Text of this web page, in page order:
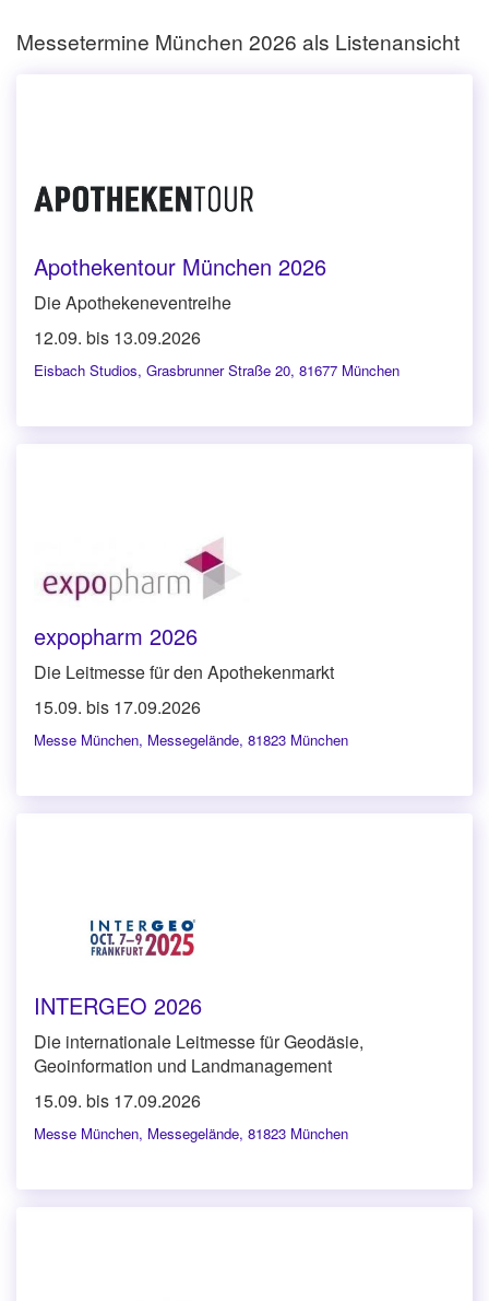
Messetermine München 2026 als Listenansicht
Apothekentour München 2026
Die Apothekeneventreihe
12.09. bis 13.09.2026
Eisbach Studios, Grasbrunner Straße 20, 81677 München
expopharm 2026
Die Leitmesse für den Apothekenmarkt
15.09. bis 17.09.2026
Messe München, Messegelände, 81823 München
INTERGEO 2026
Die internationale Leitmesse für Geodäsie,
Geoinformation und Landmanagement
15.09. bis 17.09.2026
Messe München, Messegelände, 81823 München